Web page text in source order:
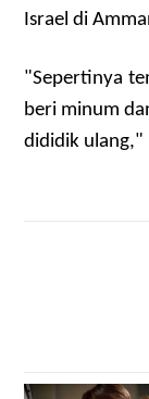
Israel di
"Sepertinya
beri minum
dididik ulang,"